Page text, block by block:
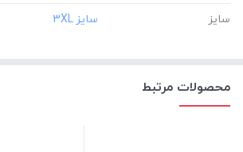
سایز
محصولات مرتبط